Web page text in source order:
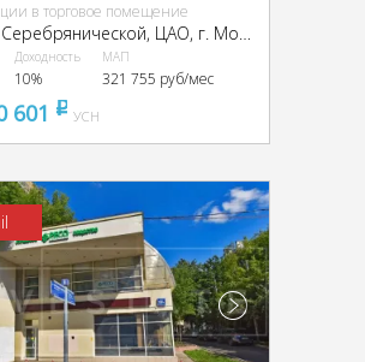
в торговое помещение
Titul на Серебрянической, ЦАО, г. Москва, Серебрянический пер., 6 и 8
Доходность
10%
МАП
321 755 руб/мес
601 pуб
УСН